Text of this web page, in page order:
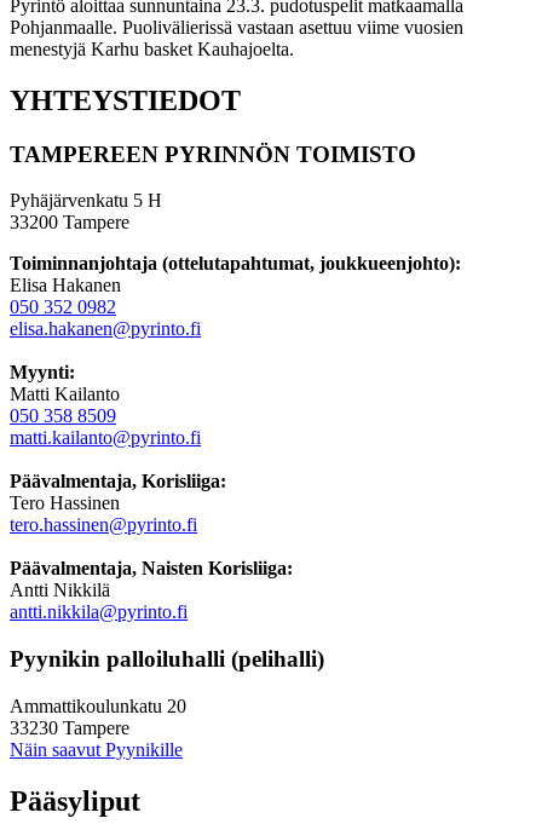
Pyrintö aloittaa sunnuntaina 23.3. pudotuspelit matkaamalla
Pohjanmaalle. Puolivälierissä vastaan asettuu viime vuosien
menestyjä Karhu basket Kauhajoelta.
YHTEYSTIEDOT
TAMPEREEN PYRINNÖN TOIMISTO
Pyhäjärvenkatu 5 H
33200 Tampere
Toiminnanjohtaja (ottelutapahtumat, joukkueenjohto):
Elisa Hakanen
050 352 0982
elisa.hakanen@pyrinto.fi
Myynti:
Matti Kailanto
050 358 8509
matti.kailanto@pyrinto.fi
Päävalmentaja, Korisliiga:
Tero Hassinen
tero.hassinen@pyrinto.fi
Päävalmentaja, Naisten Korisliiga:
Antti Nikkilä
antti.nikkila@pyrinto.fi
Pyynikin palloiluhalli (pelihalli)
Ammattikoulunkatu 20
33230 Tampere
Näin saavut Pyynikille
Pääsyliput